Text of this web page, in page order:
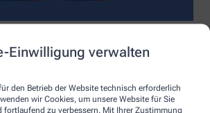
Einwilligung verwalten
den Betrieb der Website technisch erforderlich
wir Cookies, um unsere Website für Sie
zu verbessern. Mit Ihrer Zustimmung
aus und boostet mit natürlichen
Abwehrkräfte.
und schonend:Curaprox-
reinigen den gesamten kritischen